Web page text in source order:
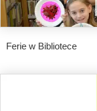
Ferie w Bibliotece